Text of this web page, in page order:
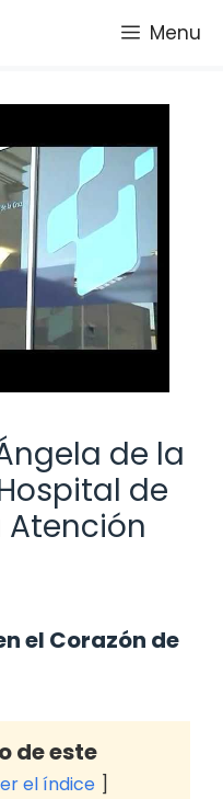
Menu
de la
de
el Corazón de
de este
el índice